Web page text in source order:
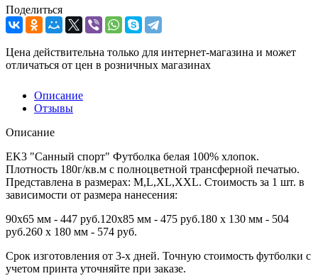
Поделиться
Цена действительна только для интернет-магазина и может
отличаться от цен в розничных магазинах
Описание
Отзывы
Описание
EK3 "Санный спорт" Футболка белая 100% хлопок.
Плотность 180г/кв.м с полноцветной трансферной печатью.
Представлена в размерах: M,L,XL,XXL. Стоимость за 1 шт. в
зависимости от размера нанесения:
90х65 мм - 447 руб.120х85 мм - 475 руб.180 х 130 мм - 504
руб.260 х 180 мм - 574 руб.
Срок изготовления от 3-х дней. Точную стоимость футболки с
учетом принта уточняйте при заказе.